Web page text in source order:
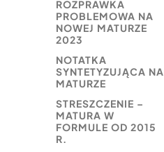
ROZPRAWKA
PROBLEMOWA NA
NOWEJ MATURZE
2023
NOTATKA
SYNTETYZUJĄCA NA
MATURZE
STRESZCZENIE –
MATURA W
FORMULE OD 2015
R.